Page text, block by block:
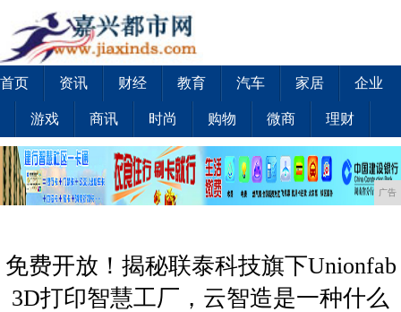
首页 资讯 财经 教育 汽车 家居 企业
游戏 商讯 时尚 购物 微商 理财
广告
免费开放！揭秘联泰科技旗下Unionfab
3D打印智慧工厂，云智造是一种什么